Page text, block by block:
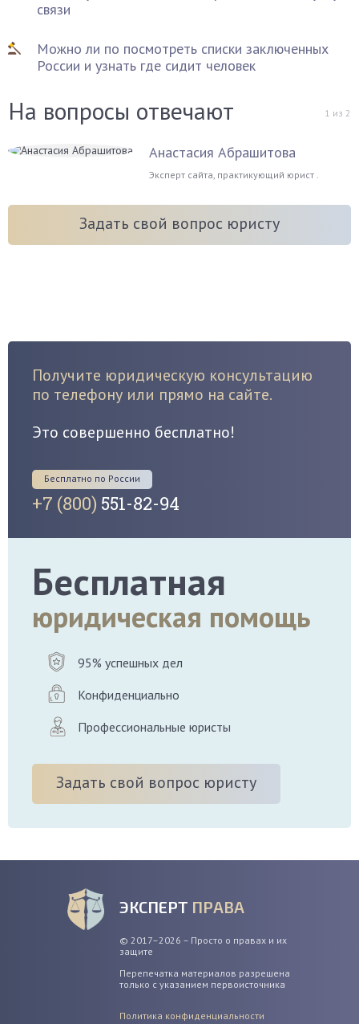
связи
Можно ли по посмотреть списки заключенных
России и узнать где сидит человек
На вопросы отвечают 1 из 2
Анастасия Абрашитова
Эксперт сайта, практикующий юрист .
Задать свой вопрос юристу
Получите юридическую консультацию
по телефону или прямо на сайте.
Это совершенно бесплатно!
Бесплатно по России
+7 (800) 551-82-94
Бесплатная
юридическая помощь
95% успешных дел
Конфиденциально
Профессиональные юристы
Задать свой вопрос юристу
ЭКСПЕРТ ПРАВА
© 2017–2026 – Просто о правах и их
защите
Перепечатка материалов разрешена
только с указанием первоисточника
Политика конфиденциальности